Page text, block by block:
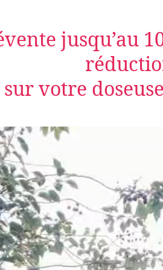
jusqu’au
sur votre